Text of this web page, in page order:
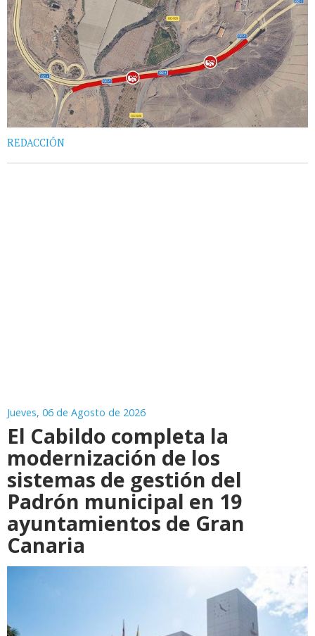
REDACCIÓN
Jueves, 06 de Agosto de 2026
El Cabildo completa la
modernización de los
sistemas de gestión del
Padrón municipal en 19
ayuntamientos de Gran
Canaria